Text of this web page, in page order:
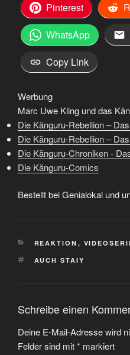
Pinterest
WhatsApp
Copy Link
Werbung
Marc Uwe Kling und das
Die Känguru-Rebellion –
Die Känguru-Rebellion –
Die Känguru-Chroniken -
Die Känguru-Comics
Bestellt bei Genialokal und
KATEGORIEN
REAKTION ,
SCHLAGWÖRTER
AUCH STAIY
Schreibe einen
Deine E-Mail-Adresse wird
Felder sind mit* markiert